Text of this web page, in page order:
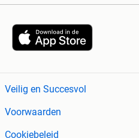
Veilig en Succesvol
Voorwaarden
Cookiebeleid